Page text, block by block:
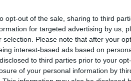
opt-out of the sale, sharing to third
for targeted advertising by us,
selection. Please note that after your
interest-based ads based on
to third parties prior to your
of your personal information by
necesitas centrocampistas para